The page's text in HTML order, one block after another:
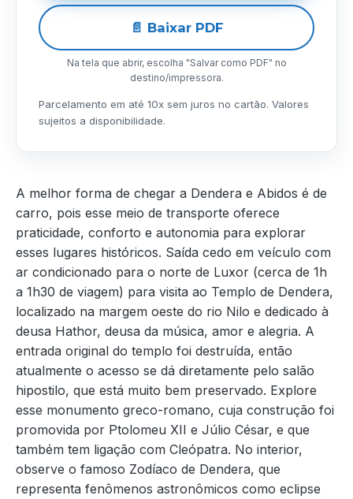
📄 Baixar PDF
Na tela que abrir, escolha "Salvar como PDF" no
destino/impressora.
Parcelamento em até 10x sem juros no cartão. Valores
sujeitos a disponibilidade.
A melhor forma de chegar a Dendera e Abidos é de
carro, pois esse meio de transporte oferece
praticidade, conforto e autonomia para explorar
esses lugares históricos. Saída cedo em veículo com
ar condicionado para o norte de Luxor (cerca de 1h
a 1h30 de viagem) para visita ao Templo de Dendera,
localizado na margem oeste do rio Nilo e dedicado à
deusa Hathor, deusa da música, amor e alegria. A
entrada original do templo foi destruída, então
atualmente o acesso se dá diretamente pelo salão
hipostilo, que está muito bem preservado. Explore
esse monumento greco-romano, cuja construção foi
promovida por Ptolomeu XII e Júlio César, e que
também tem ligação com Cleópatra. No interior,
observe o famoso Zodíaco de Dendera, que
representa fenômenos astronômicos como eclipse